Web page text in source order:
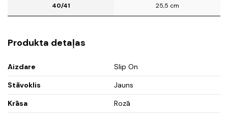
40/41 25,5 cm
Produkta detaļas
Aizdare
Slip On
Stāvoklis
Jauns
Krāsa
Rozā